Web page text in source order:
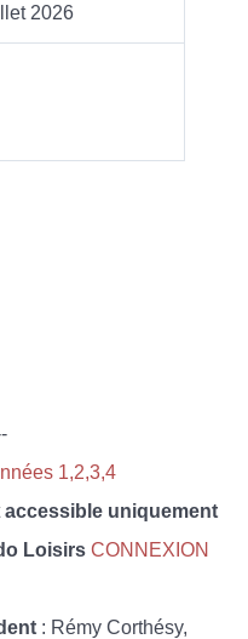
2026
1,2,3,4
accessible uniquement
Loisirs CONNEXION
: Rémy Corthésy,